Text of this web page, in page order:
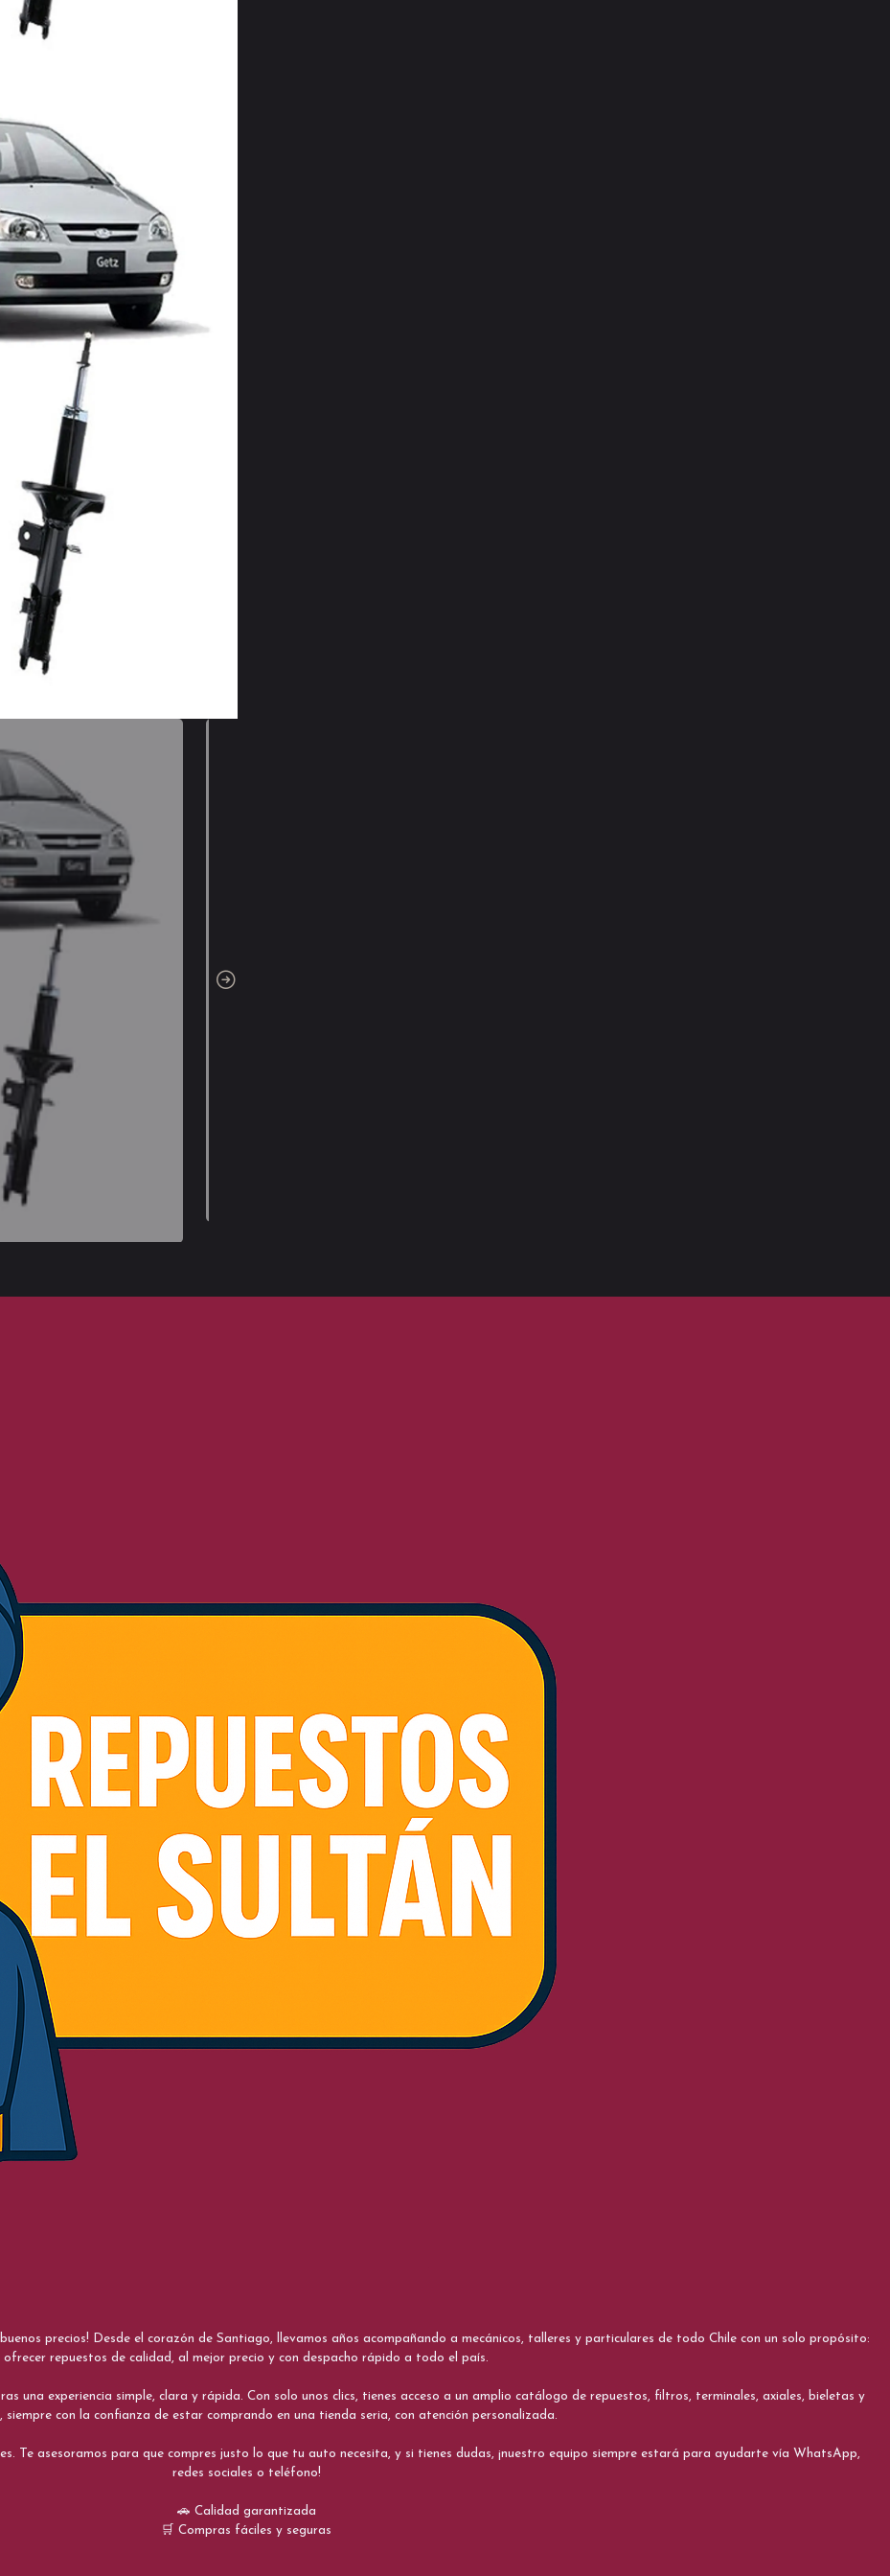
precios! Desde el corazón de Santiago, llevamos años acompañando a mecánicos, talleres y particulares de todo Chile con un solo propósito:
ofrecer repuestos de calidad, al mejor precio y con despacho rápido a todo el país.
una experiencia simple, clara y rápida. Con solo unos clics, tienes acceso a un amplio catálogo de repuestos, filtros, terminales, axiales, bieletas y
siempre con la confianza de estar comprando en una tienda seria, con atención personalizada.
Te asesoramos para que compres justo lo que tu auto necesita, y si tienes dudas, ¡nuestro equipo siempre estará para ayudarte vía WhatsApp,
redes sociales o teléfono!
🚗 Calidad garantizada
🛒 Compras fáciles y seguras